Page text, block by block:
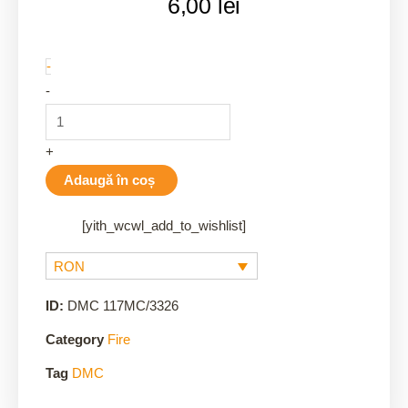
6,00 lei
-3326
-
+
Adaugă în coș
[yith_wcwl_add_to_wishlist]
RON
ID: DMC 117MC/3326
Category Fire
Tag DMC